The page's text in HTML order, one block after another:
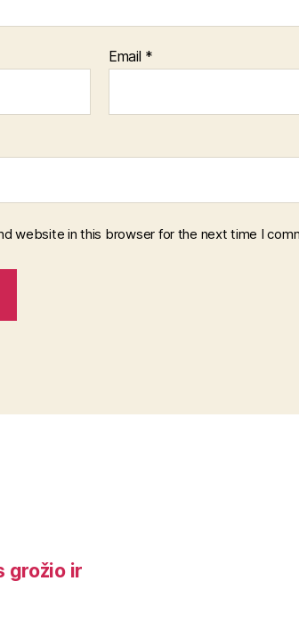
Email *
website in this browser for the next time I
grožio ir